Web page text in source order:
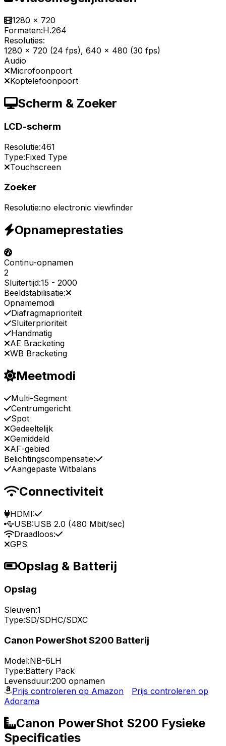
1280 x 720
Formaten:H.264
Resoluties:
1280 x 720 (24 fps), 640 x 480 (30 fps)
Audio
Microfoonpoort
Koptelefoonpoort
Scherm & Zoeker
LCD-scherm
Resolutie:461
Type:Fixed Type
Touchscreen
Zoeker
Resolutie:no electronic viewfinder
Opnameprestaties
Continu-opnamen
2
Sluitertijd:15 - 2000
Beeldstabilisatie:
Opnamemodi
Diafragmaprioriteit
Sluiterprioriteit
Handmatig
AE Bracketing
WB Bracketing
Meetmodi
Multi-Segment
Centrumgericht
Spot
Gedeeltelijk
Gemiddeld
AF-gebied
Belichtingscompensatie:
Aangepaste Witbalans
Connectiviteit
HDMI:
USB:USB 2.0 (480 Mbit/sec)
Draadloos:
GPS
Opslag & Batterij
Opslag
Sleuven:1
Type:SD/SDHC/SDXC
Canon PowerShot S200 Batterij
Model:NB-6LH
Type:Battery Pack
Levensduur:200 opnamen
Prijs controleren op Amazon
Prijs controleren op
Adorama
Canon PowerShot S200 Fysieke
Specificaties